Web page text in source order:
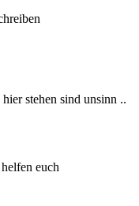
stehen sind unsinn ..
euch